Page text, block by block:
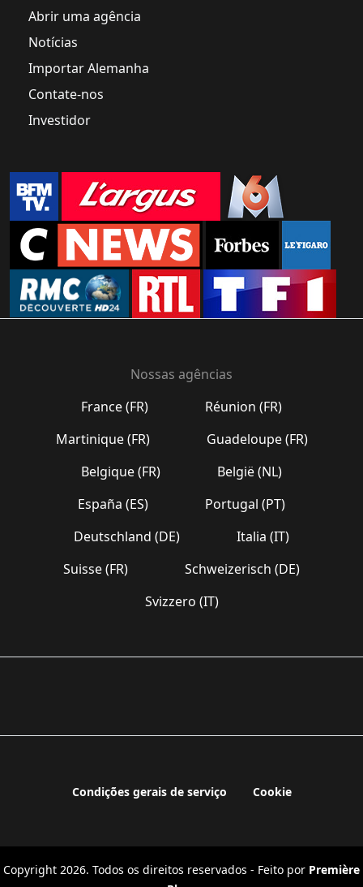
Abrir uma agência
Notícias
Importar Alemanha
Contate-nos
Investidor
Nossas agências
France (FR)
Réunion (FR)
Martinique (FR)
Guadeloupe (FR)
Belgique (FR)
België (NL)
España (ES)
Portugal (PT)
Deutschland (DE)
Italia (IT)
Suisse (FR)
Schweizerisch (DE)
Svizzero (IT)
Condições gerais de serviço Cookie
Copyright 2026. Todos os direitos reservados - Feito por Première